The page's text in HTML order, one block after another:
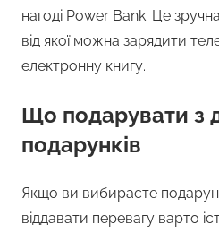
нагоді Power Bank. Це
від якої можна зарядити
електронну книгу.
Що подарувати з
подарунків
Якщо ви вибираєте
віддавати перевагу варто